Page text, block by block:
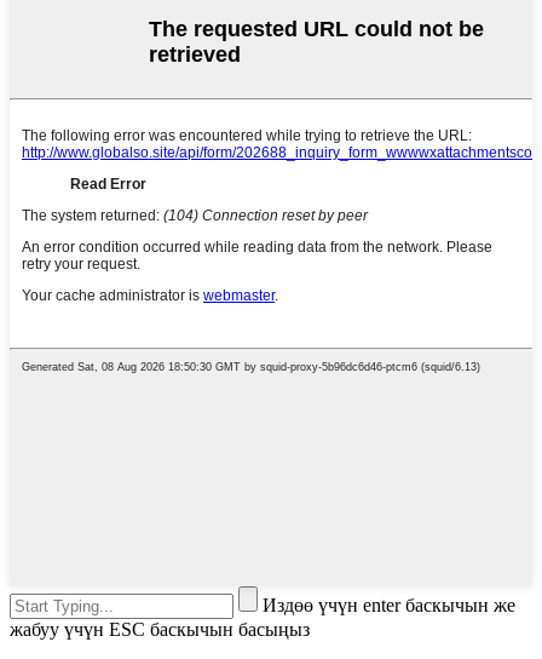
Издөө үчүн enter баскычын же
жабуу үчүн ESC баскычын басыңыз